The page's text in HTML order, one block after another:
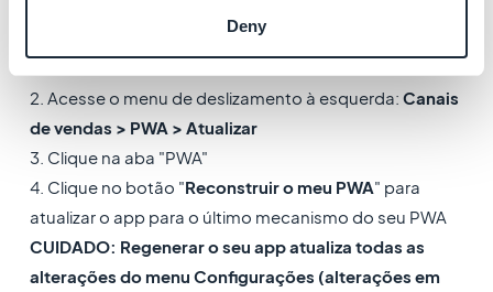
Deny
1. Ative o seu PWA no menuCanais de vendas > PWA >
2. Acesse o menu de deslizamento à esquerda: Canais
de vendas > PWA > Atualizar
3. Clique na aba "PWA"
4. Clique no botão "Reconstruir o meu PWA" para
atualizar o app para o último mecanismo do seu PWA
CUIDADO: Regenerar o seu app atualiza todas as
alterações do menu Configurações (alterações em